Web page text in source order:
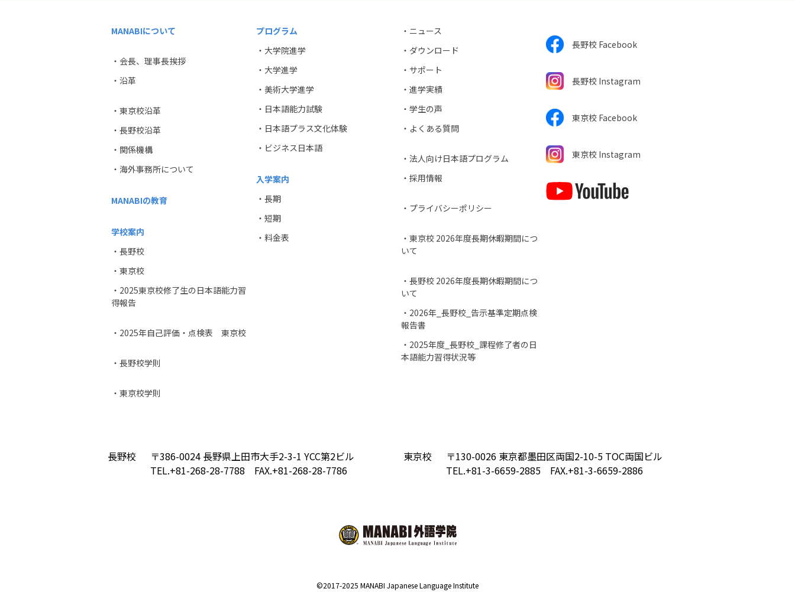
MANABIについて
・会長、理事長挨拶
・沿革
・東京校沿革
・長野校沿革
・関係機構
・海外事務所について
MANABIの教育
学校案内
・長野校
・東京校
・2025東京校修了生の日本語能力習
得報告
・2025年自己評価・点検表 東京校
・長野校学則
・東京校学則
プログラム
・大学院進学
・大学進学
・美術大学進学
・日本語能力試験
・日本語プラス文化体験
・ビジネス日本語
入学案内
・長期
・短期
・料金表
・ニュース
・ダウンロード
・サポート
・進学実績
・学生の声
・よくある質問
・法人向け日本語プログラム
・採用情報
・プライバシーポリシー
・東京校 2026年度長期休暇期間につ
いて
・長野校 2026年度長期休暇期間につ
いて
・2026年_長野校_告示基準定期点検
報告書
・2025年度_長野校_課程修了者の日
本語能力習得状況等
長野校 Facebook
長野校 Instagram
東京校 Facebook
東京校 Instagram
長野校
〒386-0024 長野県上田市大手2-3-1 YCC第2ビル
TEL.+81-268-28-7788 FAX.+81-268-28-7786
東京校
〒130-0026 東京都墨田区両国2-10-5 TOC両国ビル
TEL.+81-3-6659-2885 FAX.+81-3-6659-2886
©2017-2025 MANABI Japanese Language Institute